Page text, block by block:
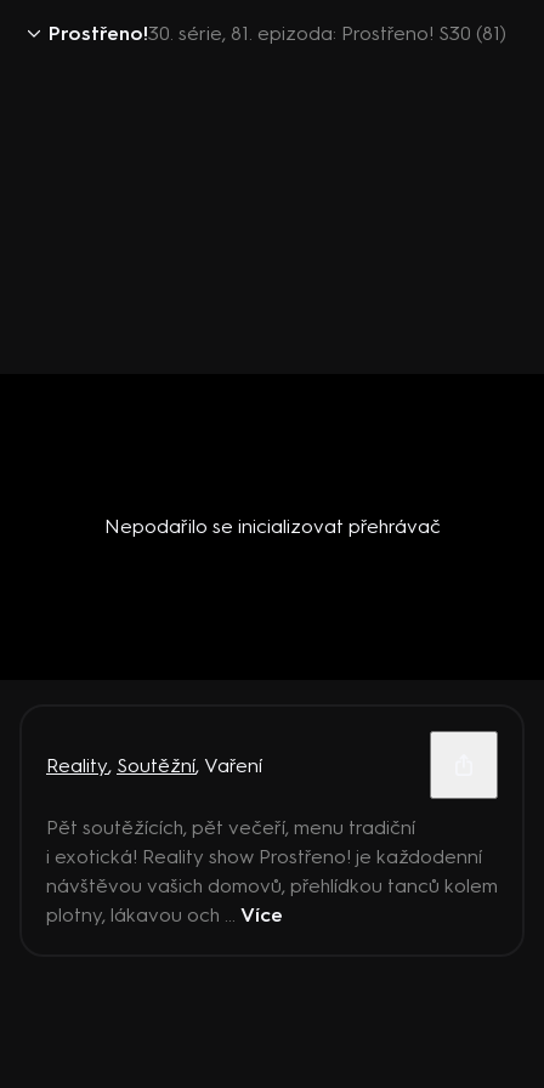
Prostřeno!30. série, 81. epizoda: Prostřeno! S30 (81)
Nepodařilo se inicializovat přehrávač
Reality, Soutěžní, Vaření
Pět soutěžících, pět večeří, menu tradiční
i exotická! Reality show Prostřeno! je každodenní
návštěvou vašich domovů, přehlídkou tanců kolem
plotny, lákavou och ... Více